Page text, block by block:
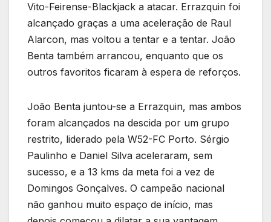
Vito-Feirense-Blackjack a atacar. Errazquin foi
alcançado graças a uma aceleração de Raul
Alarcon, mas voltou a tentar e a tentar. João
Benta também arrancou, enquanto que os
outros favoritos ficaram à espera de reforços.
João Benta juntou-se a Errazquin, mas ambos
foram alcançados na descida por um grupo
restrito, liderado pela W52-FC Porto. Sérgio
Paulinho e Daniel Silva aceleraram, sem
sucesso, e a 13 kms da meta foi a vez de
Domingos Gonçalves. O campeão nacional
não ganhou muito espaço de início, mas